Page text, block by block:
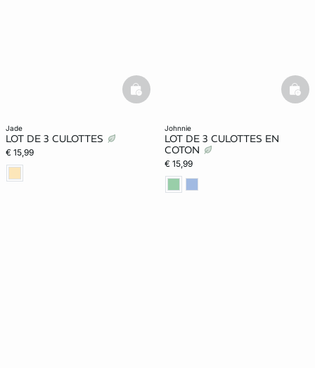
jade
LOT DE 3 CULOTTES
€ 15,99
basketfull
johnnie
LOT DE 3 CULOTTES EN
COTON
€ 15,99